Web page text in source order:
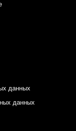
данных
данных